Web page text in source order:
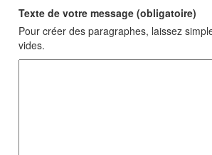
Texte de votre message (obligatoire)
Pour créer des paragraphes, laissez
vides.